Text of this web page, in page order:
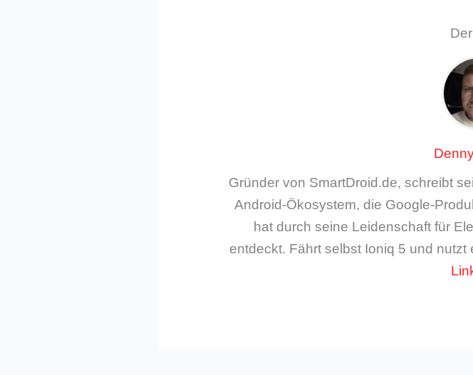
Gründer von SmartDroid.de, schreibt
Android-Ökosystem, die Google-
hat durch seine Leidenschaft für
entdeckt. Fährt selbst Ioniq 5 und